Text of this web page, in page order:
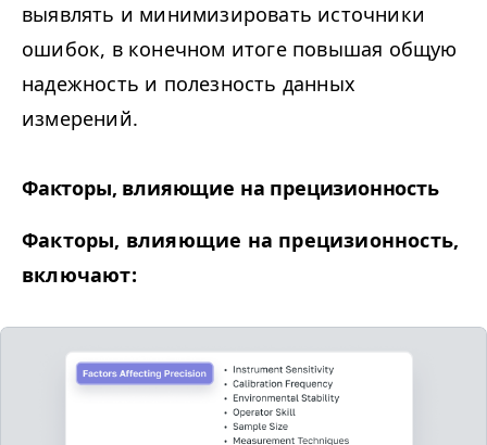
выявлять и минимизировать источники
ошибок, в конечном итоге повышая общую
надежность и полезность данных
измерений.
Факторы, влияющие на прецизионность
Факторы, влияющие на прецизионность,
включают: